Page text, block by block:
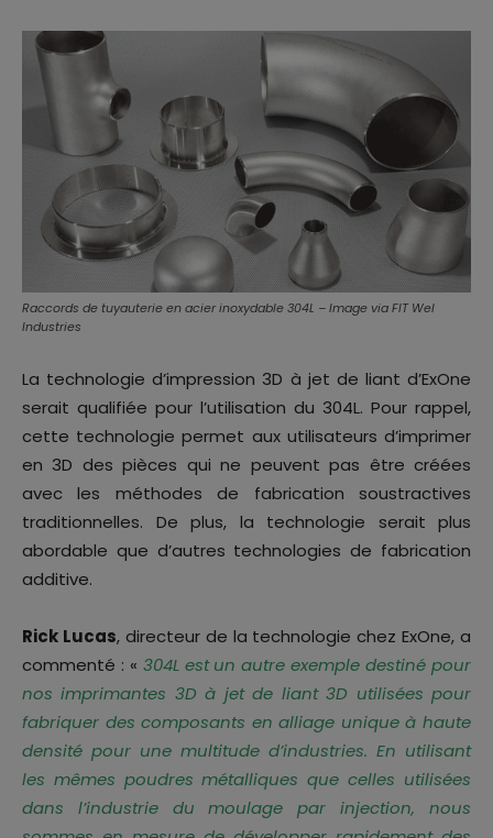
Raccords de tuyauterie en acier inoxydable 304L – Image via FIT Wel
Industries
La technologie d’impression 3D à jet de liant d’ExOne
serait qualifiée pour l’utilisation du 304L. Pour rappel,
cette technologie permet aux utilisateurs d’imprimer
en 3D des pièces qui ne peuvent pas être créées
avec les méthodes de fabrication soustractives
traditionnelles. De plus, la technologie serait plus
abordable que d’autres technologies de fabrication
additive.
Rick Lucas, directeur de la technologie chez ExOne, a
commenté : « 304L est un autre exemple destiné pour
nos imprimantes 3D à jet de liant 3D utilisées pour
fabriquer des composants en alliage unique à haute
densité pour une multitude d’industries. En utilisant
les mêmes poudres métalliques que celles utilisées
dans l’industrie du moulage par injection, nous